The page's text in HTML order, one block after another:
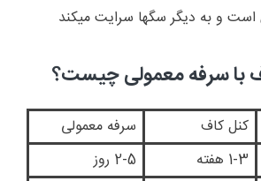
است و به دیگر سگها سرایت میکند
با سرفه معمولی چیست؟
کنل کاف
سرفه معمولی
1-3 هفته
2-5 روز